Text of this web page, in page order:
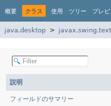
概要 クラス 使用 ツリー プレ
java.desktop
説明
フィールドのサマリー